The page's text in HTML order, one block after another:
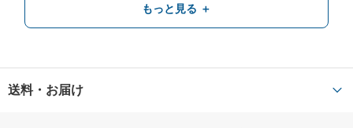
ケースサイズ約20cm×30cm
◆お客様のご用途にあわせて
デコレーション・ラッピング致します
もっと見る ＋
送料・お届け